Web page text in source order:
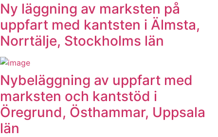
Ny läggning av marksten på
uppfart med kantsten i Älmsta,
Norrtälje, Stockholms län
Nybeläggning av uppfart med
marksten och kantstöd i
Öregrund, Östhammar, Uppsala
län